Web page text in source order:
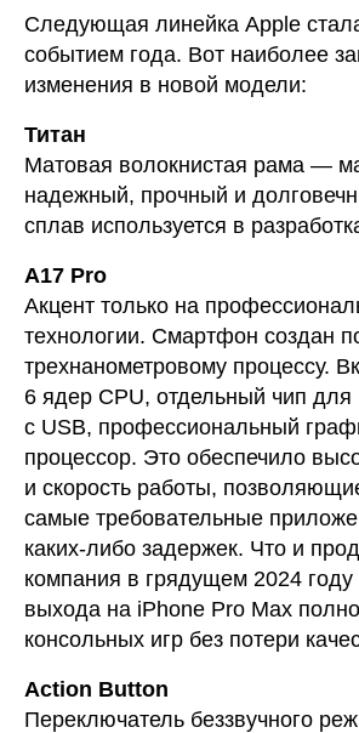
Следующая линейка Apple
событием года. Вот наиболее
изменения в новой модели:
Титан
Матовая волокнистая рама —
надежный, прочный и
сплав используется в
A17 Pro
Акцент только на
технологии. Смартфон создан
трехнанометровому процессу.
6 ядер CPU, отдельный чип для
с USB, профессиональный
процессор. Это обеспечило
и скорость работы,
самые требовательные
каких-либо задержек. Что и
компания в грядущем 2024
выхода на iPhone Pro Max
консольных игр без потери
Action Button
Переключатель беззвучного